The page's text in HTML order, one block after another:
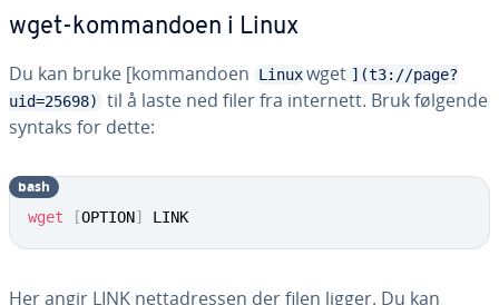
wget-kommandoen i Linux
Du kan bruke [kommandoen Linux wget ](t3://page?
uid=25698)
til å laste ned filer fra internett. Bruk følgende
syntaks for dette:
wget [OPTION] LINK
bash
Her angir LINK nettadressen der filen ligger. Du kan